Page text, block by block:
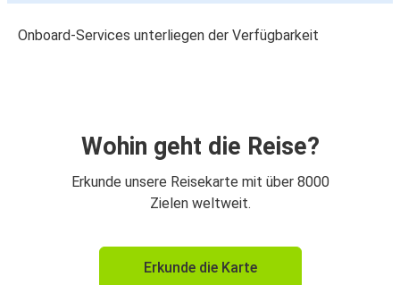
Onboard-Services unterliegen der Verfügbarkeit
Wohin geht die Reise?
Erkunde unsere Reisekarte mit über 8000
Zielen weltweit.
Erkunde die Karte